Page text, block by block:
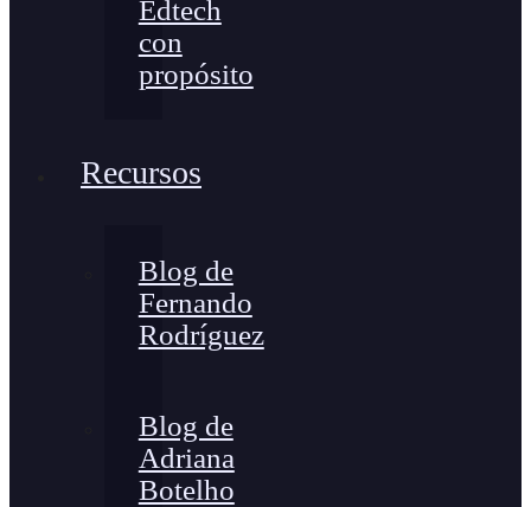
Edtech
con
propósito
Recursos
Blog de
Fernando
Rodríguez
Blog de
Adriana
Botelho